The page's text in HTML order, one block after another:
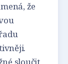
že